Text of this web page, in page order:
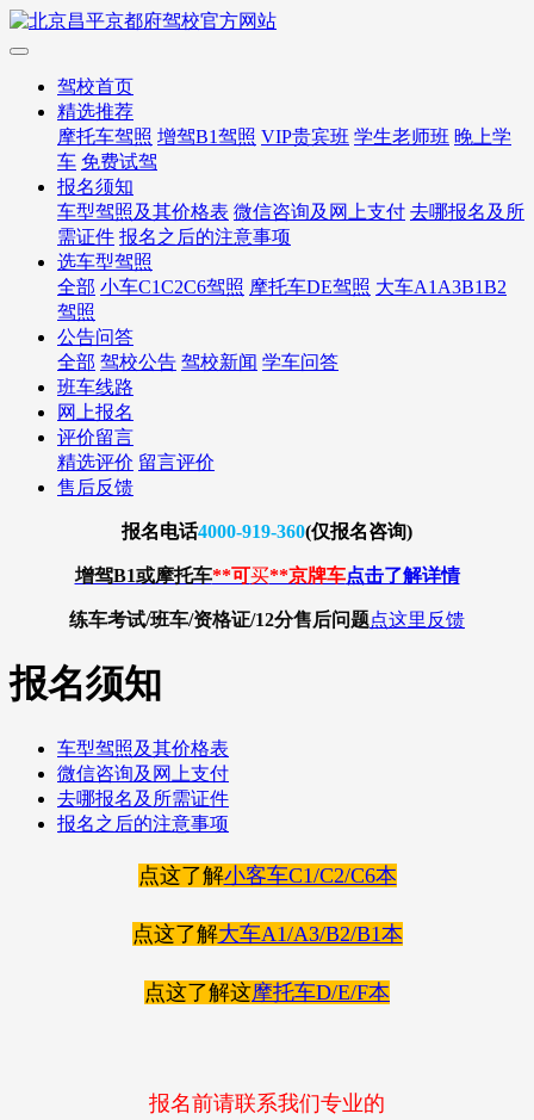
驾校首页
精选推荐
摩托车驾照 增驾B1驾照 VIP贵宾班 学生老师班 晚上学
车 免费试驾
报名须知
车型驾照及其价格表 微信咨询及网上支付 去哪报名及所
需证件 报名之后的注意事项
选车型驾照
全部 小车C1C2C6驾照 摩托车DE驾照 大车A1A3B1B2
驾照
公告问答
全部 驾校公告 驾校新闻 学车问答
班车线路
网上报名
评价留言
精选评价 留言评价
售后反馈
报名电话4000-919-360(仅报名咨询)
增驾B1或摩托车**可买**京牌车点击了解详情
练车考试/班车/资格证/12分售后问题点这里反馈
报名须知
车型驾照及其价格表
微信咨询及网上支付
去哪报名及所需证件
报名之后的注意事项
点这了解小客车C1/C2/C6本
点这了解大车A1/A3/B2/B1本
点这了解这摩托车D/E/F本
报名前请联系我们专业的